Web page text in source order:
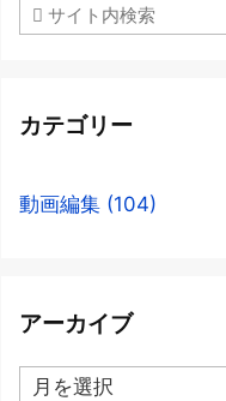
カテゴリー
動画編集 (104)
アーカイブ
ア